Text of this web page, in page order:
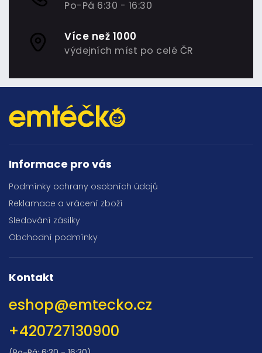
Po-Pá 6:30 - 16:30
Více než 1000
výdejních míst po celé ČR
Informace pro vás
Podmínky ochrany osobních údajů
Reklamace a vrácení zboží
Sledování zásilky
Obchodní podmínky
Kontakt
eshop@emtecko.cz
+420727130900